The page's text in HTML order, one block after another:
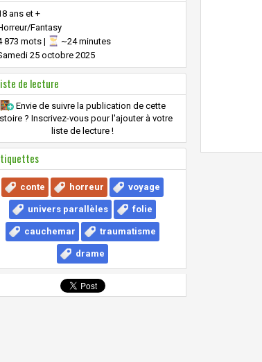
ans et +
Fantasy
873 mots |
~24 minutes
25 octobre 2025
de lecture
Envie de suivre la publication de cette
? Inscrivez-vous pour l'ajouter à votre
liste de lecture !
conte horreur voyage
univers parallèles folie
cauchemar traumatisme
drame